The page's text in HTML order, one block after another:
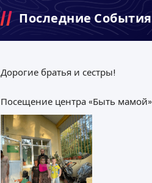
Последние События
Дорогие братья и сестры!
Посещение центра «Быть мамой»